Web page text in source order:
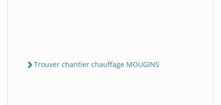
Trouver chantier chauffage MOUGINS